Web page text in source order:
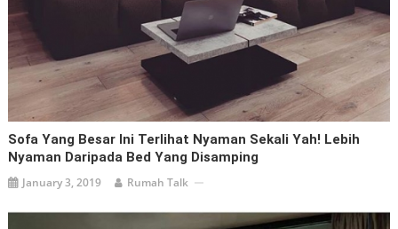
Sofa Yang Besar Ini Terlihat Nyaman Sekali Yah! Lebih
Nyaman Daripada Bed Yang Disamping
January 3, 2019 Rumah Talk